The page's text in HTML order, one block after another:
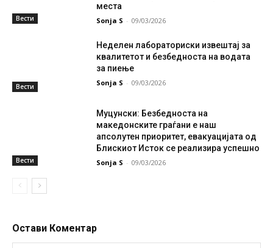
Вести
места
Sonja S - 09/03/2026
Вести
Неделен лабораториски извештај за
квалитетот и безбедноста на водата
за пиење
Sonja S - 09/03/2026
Вести
Муцунски: Безбедноста на
македонските граѓани е наш
апсолутен приоритет, евакуацијата од
Блискиот Исток се реализира успешно
Sonja S - 09/03/2026
Остави Коментар